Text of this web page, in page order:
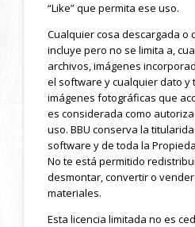
“Like” que permita ese uso.
Cualquier cosa descargada o
incluye pero no se limita a,
archivos, imágenes
el software y cualquier dato y
imágenes fotográficas que
es considerada como
uso. BBU conserva la
software y de toda la
No te está permitido
desmontar, convertir o
materiales.
Esta licencia limitada no es